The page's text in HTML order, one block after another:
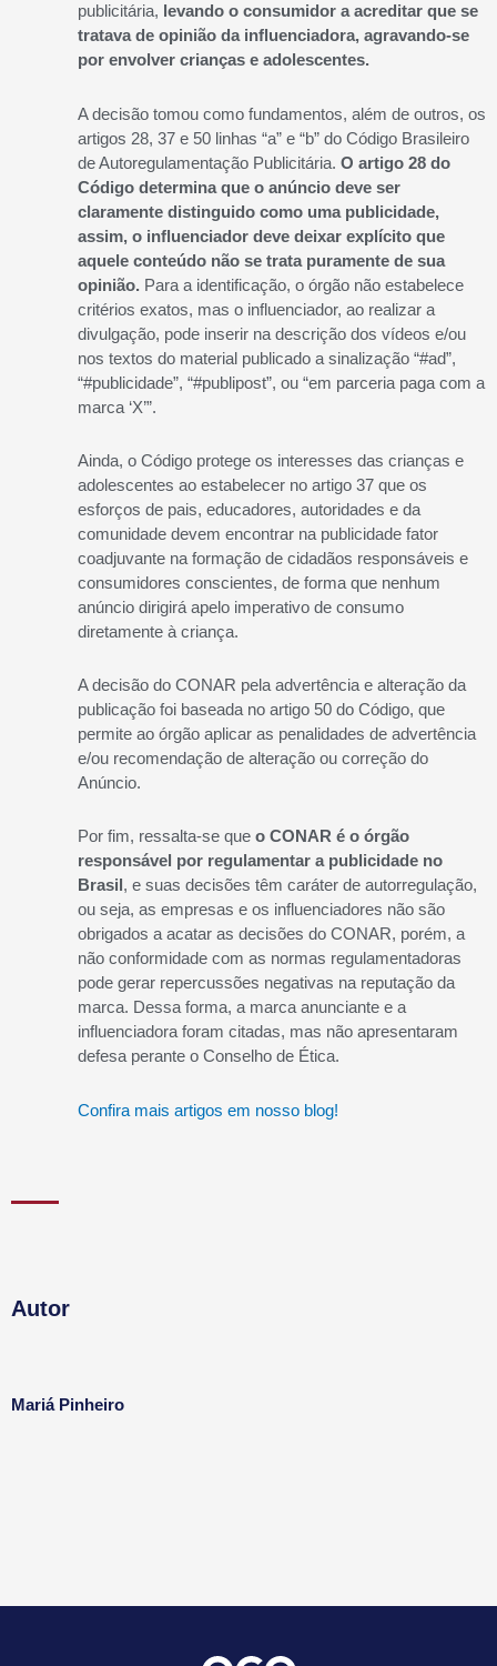
publicitária, levando o consumidor a acreditar que se
tratava de opinião da influenciadora, agravando-se
por envolver crianças e adolescentes.
A decisão tomou como fundamentos, além de outros, os
artigos 28, 37 e 50 linhas “a” e “b” do Código Brasileiro
de Autoregulamentação Publicitária. O artigo 28 do
Código determina que o anúncio deve ser
claramente distinguido como uma publicidade,
assim, o influenciador deve deixar explícito que
aquele conteúdo não se trata puramente de sua
opinião. Para a identificação, o órgão não estabelece
critérios exatos, mas o influenciador, ao realizar a
divulgação, pode inserir na descrição dos vídeos e/ou
nos textos do material publicado a sinalização “#ad”,
“#publicidade”, “#publipost”, ou “em parceria paga com a
marca ‘X’”.
Ainda, o Código protege os interesses das crianças e
adolescentes ao estabelecer no artigo 37 que os
esforços de pais, educadores, autoridades e da
comunidade devem encontrar na publicidade fator
coadjuvante na formação de cidadãos responsáveis e
consumidores conscientes, de forma que nenhum
anúncio dirigirá apelo imperativo de consumo
diretamente à criança.
A decisão do CONAR pela advertência e alteração da
publicação foi baseada no artigo 50 do Código, que
permite ao órgão aplicar as penalidades de advertência
e/ou recomendação de alteração ou correção do
Anúncio.
Por fim, ressalta-se que o CONAR é o órgão
responsável por regulamentar a publicidade no
Brasil, e suas decisões têm caráter de autorregulação,
ou seja, as empresas e os influenciadores não são
obrigados a acatar as decisões do CONAR, porém, a
não conformidade com as normas regulamentadoras
pode gerar repercussões negativas na reputação da
marca. Dessa forma, a marca anunciante e a
influenciadora foram citadas, mas não apresentaram
defesa perante o Conselho de Ética.
Confira mais artigos em nosso blog!
Autor
Mariá Pinheiro